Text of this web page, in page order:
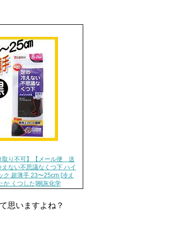
取り不可】【メール便 送
ない不思議なくつ下 ハイ
ク 超薄手 23〜25cm [冷え
か くつした]桐灰化学
思いますよね？